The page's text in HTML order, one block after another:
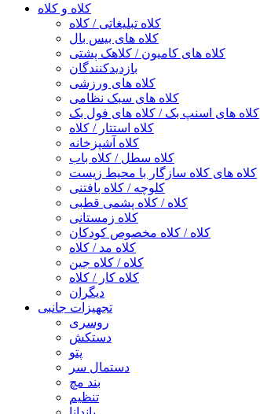
کلاه و کلاه
کلاه تبلیغاتی / کلاه
کلاه های بیس بال
کلاه های کامیون / کلاهک پشتی
بازدیدکنندگان
کلاه های ورزشی
کلاه های سبک نظامی
کلاه های اسنپ بک / کلاه های فول بک
کلاه استتار / کلاه
کلاه آشپزخانه
کلاه سطل / کلاه باب
کلاه های کلاه سازگار با محیط زیست
کلوچه / کلاه بافتنی
کلاه / کلاه پشمی قطبی
کلاه زمستانی
کلاه / کلاه مخصوص کودکان
کلاه مد / کلاه
کلاه / کلاه جین
کلاه کار / کلاه
دیگران
تجهیزات جانبی
روسری
دستکش
پتو
دستمال سر
بند مچ
تنظیم